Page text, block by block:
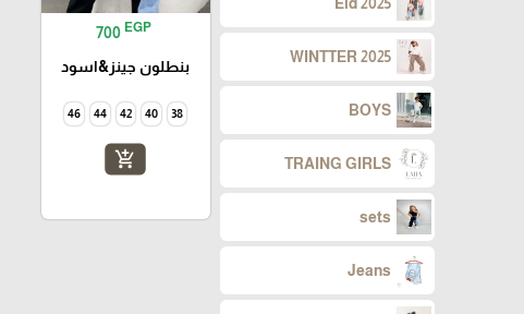
WINTTER 2025
BOYS
TRAING GIRLS
sets
Jeans
700 EGP
بنطلون جينز&اسود
38
40
42
44
46
add_shopping_cart